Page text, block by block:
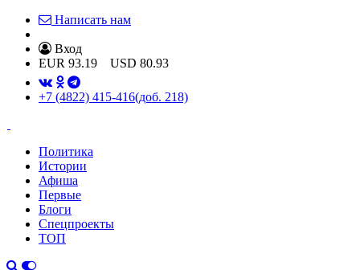
Написать нам
Вход
EUR 93.19 USD 80.93
+7 (4822) 415-416(доб. 218)
Политика
Истории
Афиша
Первые
Блоги
Спецпроекты
ТОП